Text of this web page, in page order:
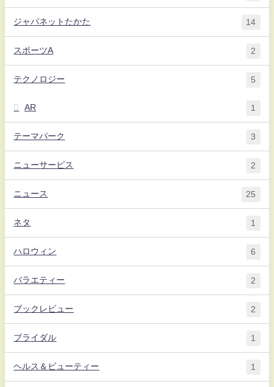
ジャパネットたかた 14
スポーツA 2
テクノロジー 5
AR 1
テーマパーク 3
ニューサービス 2
ニュース 25
ネタ 1
ハロウィン 6
バラエティー 2
ブックレビュー 2
ブライダル 1
ヘルス＆ビューティー 1